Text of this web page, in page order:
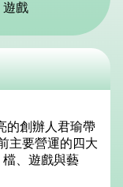
遊戲
的創辦人君瑜帶
主要營運的四大
檔、遊戲與藝